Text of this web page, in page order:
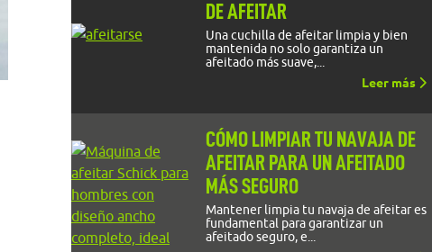
DE AFEITAR
Una cuchilla de afeitar limpia y bien
mantenida no solo garantiza un
afeitado más suave,...
Leer más
CÓMO LIMPIAR TU NAVAJA DE
AFEITAR PARA UN AFEITADO
MÁS SEGURO
Mantener limpia tu navaja de afeitar es
fundamental para garantizar un
afeitado seguro, e...